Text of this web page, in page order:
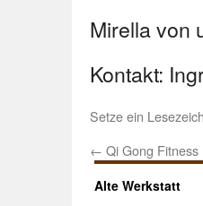
Mirella von
Kontakt:
Setze ein
← Qi Gong Fitness
Alte Werkstatt